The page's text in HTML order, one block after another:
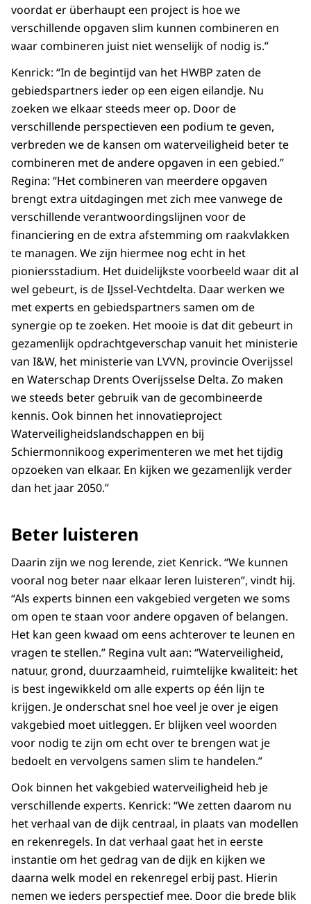
voordat er überhaupt een project is hoe we
verschillende opgaven slim kunnen combineren en
waar combineren juist niet wenselijk of nodig is.”
Kenrick: “In de begintijd van het HWBP zaten de
gebiedspartners ieder op een eigen eilandje. Nu
zoeken we elkaar steeds meer op. Door de
verschillende perspectieven een podium te geven,
verbreden we de kansen om waterveiligheid beter te
combineren met de andere opgaven in een gebied.”
Regina: “Het combineren van meerdere opgaven
brengt extra uitdagingen met zich mee vanwege de
verschillende verantwoordingslijnen voor de
financiering en de extra afstemming om raakvlakken
te managen. We zijn hiermee nog echt in het
pioniersstadium. Het duidelijkste voorbeeld waar dit al
wel gebeurt, is de IJssel-Vechtdelta. Daar werken we
met experts en gebiedspartners samen om de
synergie op te zoeken. Het mooie is dat dit gebeurt in
gezamenlijk opdrachtgeverschap vanuit het ministerie
van I&W, het ministerie van LVVN, provincie Overijssel
en Waterschap Drents Overijsselse Delta. Zo maken
we steeds beter gebruik van de gecombineerde
kennis. Ook binnen het innovatieproject
Waterveiligheidslandschappen en bij
Schiermonnikoog experimenteren we met het tijdig
opzoeken van elkaar. En kijken we gezamenlijk verder
dan het jaar 2050.”
Beter luisteren
Daarin zijn we nog lerende, ziet Kenrick. “We kunnen
vooral nog beter naar elkaar leren luisteren”, vindt hij.
“Als experts binnen een vakgebied vergeten we soms
om open te staan voor andere opgaven of belangen.
Het kan geen kwaad om eens achterover te leunen en
vragen te stellen.” Regina vult aan: “Waterveiligheid,
natuur, grond, duurzaamheid, ruimtelijke kwaliteit: het
is best ingewikkeld om alle experts op één lijn te
krijgen. Je onderschat snel hoe veel je over je eigen
vakgebied moet uitleggen. Er blijken veel woorden
voor nodig te zijn om echt over te brengen wat je
bedoelt en vervolgens samen slim te handelen.”
Ook binnen het vakgebied waterveiligheid heb je
verschillende experts. Kenrick: “We zetten daarom nu
het verhaal van de dijk centraal, in plaats van modellen
en rekenregels. In dat verhaal gaat het in eerste
instantie om het gedrag van de dijk en kijken we
daarna welk model en rekenregel erbij past. Hierin
nemen we ieders perspectief mee. Door die brede blik